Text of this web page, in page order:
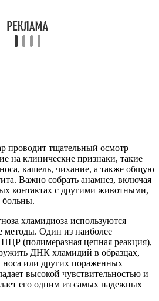
проводит тщательный осмотр
на клинические признаки, такие
кашель, чихание, а также общую
Важно собрать анамнез, включая
контактах с другими животными,
больны.
хламидиоза используются
методы. Один из наиболее
(полимеразная цепная реакция),
ДНК хламидий в образцах,
или других пораженных
высокой чувствительностью и
его одним из самых надежных